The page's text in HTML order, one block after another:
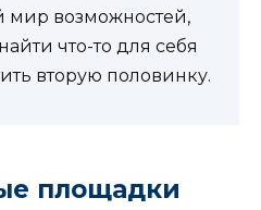
мир возможностей,
что-то для себя
вторую половинку.
площадки